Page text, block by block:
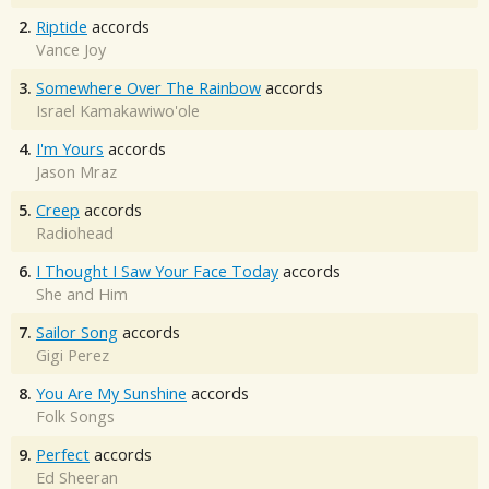
2. Riptide accords
Vance Joy
3. Somewhere Over The Rainbow accords
Israel Kamakawiwo'ole
4. I'm Yours accords
Jason Mraz
5. Creep accords
Radiohead
6. I Thought I Saw Your Face Today accords
She and Him
7. Sailor Song accords
Gigi Perez
8. You Are My Sunshine accords
Folk Songs
9. Perfect accords
Ed Sheeran